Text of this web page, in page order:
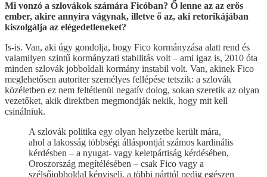
Mi vonzó a szlovákok számára Ficóban? Ő lenne az az erős
ember, akire annyira vágynak, illetve ő az, aki retorikájában
kiszolgálja az elégedetleneket?
Is-is. Van, aki úgy gondolja, hogy Fico kormányzása alatt rend és
valamilyen szintű kormányzati stabilitás volt – ami igaz is, 2010 óta
minden szlovák jobboldali kormány instabil volt. Van, akinek Fico
meglehetősen autoriter személyes fellépése tetszik: a szlovák
közéletben ez nem feltétlenül negatív dolog, sokan szeretik az olyan
vezetőket, akik direktben megmondják nekik, hogy mit kell
csinálniuk.
A szlovák politika egy olyan helyzetbe került mára,
ahol a lakosság többségi álláspontját számos kardinális
kérdésben – a nyugat- vagy keletpártiság kérdésében,
Oroszország megítélésében – csak Fico vagy a
szélsőjobboldal képviseli, a többi párttól pedig egészen